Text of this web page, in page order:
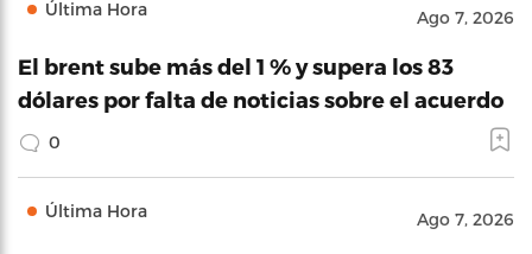
Última Hora Ago 7, 2026
El brent sube más del 1 % y supera los 83
dólares por falta de noticias sobre el acuerdo
0
Última Hora Ago 7, 2026